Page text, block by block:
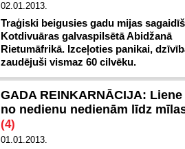
02.01.2013.
Traģiski beigusies gadu mijas
Kotdivuāras galvaspilsētā Abidžanā
Rietumāfrikā. Izceļoties panikai,
zaudējuši vismaz 60 cilvēku.
GADA REINKARNĀCIJA:
no nedienu nedienām līdz
(4)
01.01.2013.